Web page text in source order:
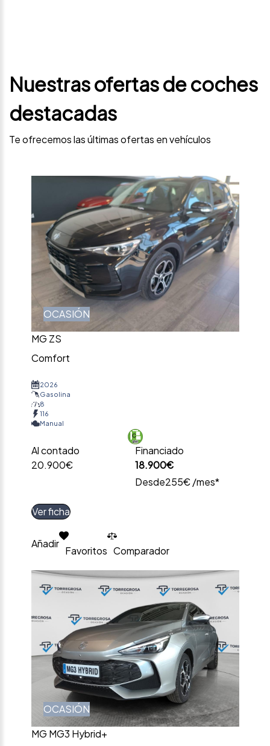
Nuestras ofertas de coches
destacadas
Te ofrecemos las últimas ofertas en vehículos
OCASIÓN
MG ZS
Comfort
2026
Gasolina
8
116
Manual
Al contado
20.900€
Financiado
18.900€
Desde255€ /mes*
Ver ficha
Añadir
Favoritos Comparador
OCASIÓN
MG MG3 Hybrid+